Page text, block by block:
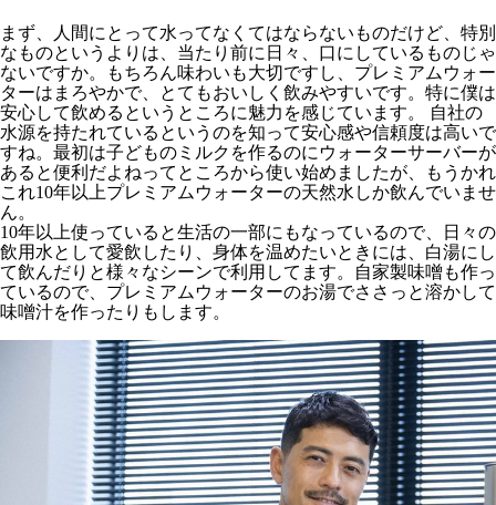
まず、人間にとって水ってなくてはならないものだけど、特別
なものというよりは、当たり前に日々、口にしているものじゃ
ないですか。もちろん味わいも大切ですし、プレミアムウォー
ターはまろやかで、とてもおいしく飲みやすいです。特に僕は
安心して飲めるというところに魅力を感じています。 自社の
水源を持たれているというのを知って安心感や信頼度は高いで
すね。最初は子どものミルクを作るのにウォーターサーバーが
あると便利だよねってところから使い始めましたが、もうかれ
これ10年以上プレミアムウォーターの天然水しか飲んでいませ
ん。
10年以上使っていると生活の一部にもなっているので、日々の
飲用水として愛飲したり、身体を温めたいときには、白湯にし
て飲んだりと様々なシーンで利用してます。自家製味噌も作っ
ているので、プレミアムウォーターのお湯でささっと溶かして
味噌汁を作ったりもします。